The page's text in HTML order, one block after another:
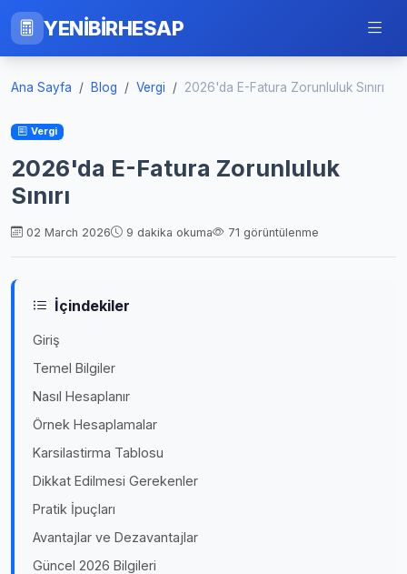
YENİBİRHESAP
Ana Sayfa Blog Vergi 2026'da E-Fatura Zorunluluk Sınırı
Vergi
2026'da E-Fatura Zorunluluk
Sınırı
02 March 2026 9 dakika okuma 71 görüntülenme
İçindekiler
Giriş
Temel Bilgiler
Nasıl Hesaplanır
Örnek Hesaplamalar
Karsilastirma Tablosu
Dikkat Edilmesi Gerekenler
Pratik İpuçları
Avantajlar ve Dezavantajlar
Güncel 2026 Bilgileri